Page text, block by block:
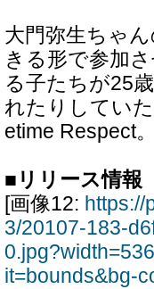
大門弥生ちゃ
きる形で参加
る子たちが25
れたりしてい
etime Respect。
■リリース情報
[画像12: https://
3/20107-183-
it=bounds&bg-